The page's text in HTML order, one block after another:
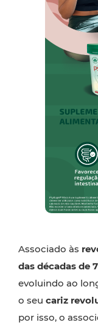
Associado às
das décadas de
evoluindo ao
o seu cariz
por isso, o